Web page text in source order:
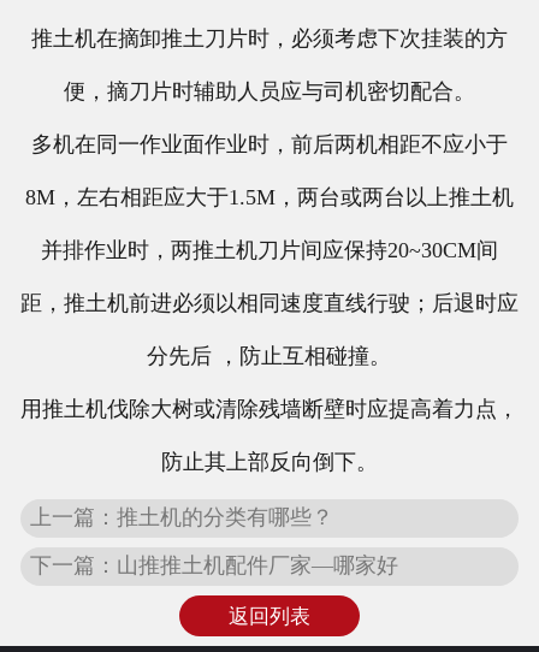
推土机在摘卸推土刀片时，必须考虑下次挂装的方
便，摘刀片时辅助人员应与司机密切配合。
多机在同一作业面作业时，前后两机相距不应小于
8M，左右相距应大于1.5M，两台或两台以上推土机
并排作业时，两推土机刀片间应保持20~30CM间
距，推土机前进必须以相同速度直线行驶；后退时应
分先后 ，防止互相碰撞。
用推土机伐除大树或清除残墙断壁时应提高着力点，
防止其上部反向倒下。
上一篇：推土机的分类有哪些？
下一篇：山推推土机配件厂家—哪家好
返回列表